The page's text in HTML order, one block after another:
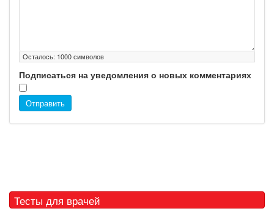
Осталось: 1000символов
Подписаться на уведомления о новых комментариях
Отправить
Тесты для врачей